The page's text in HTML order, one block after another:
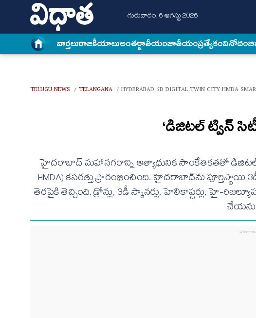
గురువారం, 6 ఆగస్టు 2026
వార్త‌లురాజకీయాలుఅంత‌ర్జాతీయంజాతీయంప్రత్యేకంవినోదం
TELUGU NEWS / TELANGANA / HYDERABAD 3D DIGITAL TWIN CITY HMDA
‘డిజిటల్ ట్విన్
హైదరాబాద్ మహానగరాన్ని అత్యాధునిక సాంకేతికతతో
HMDA) కసరత్తు ప్రారంభించింది. హైదరాబాద్‌ను
తెరపైకి తెచ్చింది. డ్రోన్లు, 3డీ స్కానర్లు, హెలికాప్టర్లు, హై-